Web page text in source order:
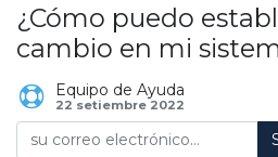
¿Cómo puedo
cambio en mi
Equipo de Ayuda
22 setiembre 2022